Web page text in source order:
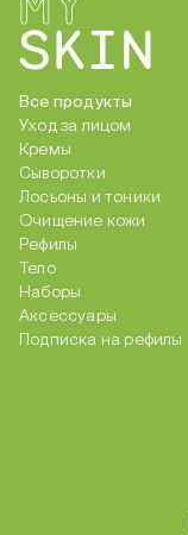
Все продукты
Уход за лицом
Кремы
Сыворотки
Лосьоны и тоники
Очищение кожи
Рефилы
Тело
Наборы
Аксессуары
Подписка на рефилы